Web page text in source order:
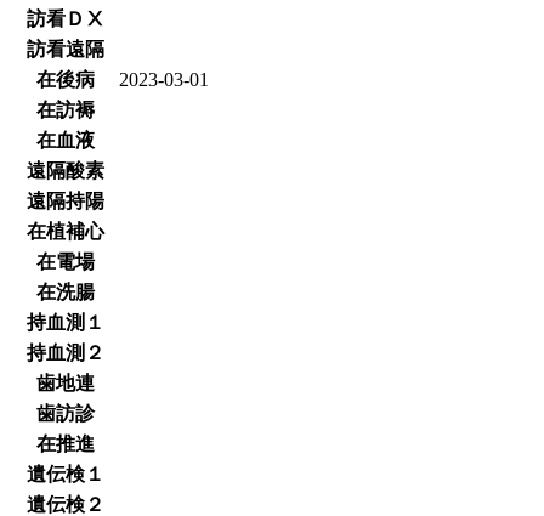
訪看ＤⅩ
訪看遠隔
在後病
2023-03-01
在訪褥
在血液
遠隔酸素
遠隔持陽
在植補心
在電場
在洗腸
持血測１
持血測２
歯地連
歯訪診
在推進
遺伝検１
遺伝検２